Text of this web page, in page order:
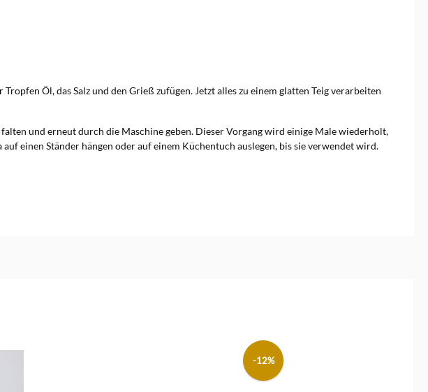
Öl, das Salz und den Grieß zufügen. Jetzt alles zu einem glatten Teig verarbeiten
und erneut durch die Maschine geben. Dieser Vorgang wird einige Male wiederholt,
einen Ständer hängen oder auf einem Küchentuch auslegen, bis sie verwendet wird.
-12%